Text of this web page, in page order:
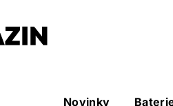
Hlavní
Novinky